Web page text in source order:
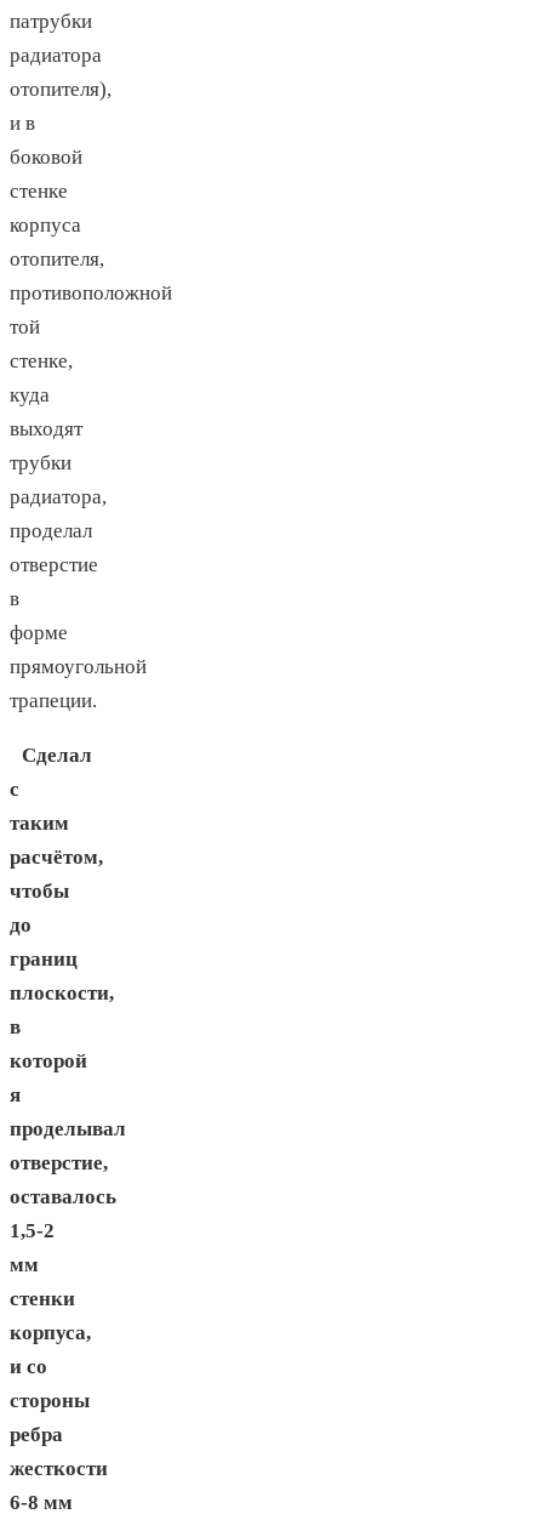
патрубки
радиатора
отопителя),
и в
боковой
стенке
корпуса
отопителя,
противоположной
той
стенке,
куда
выходят
трубки
радиатора,
проделал
отверстие
в
форме
прямоугольной
трапеции.
Сделал
с
таким
расчётом,
чтобы
до
границ
плоскости,
в
которой
я
проделывал
отверстие,
оставалось
1,5-2
мм
стенки
корпуса,
и со
стороны
ребра
жесткости
6-8 мм